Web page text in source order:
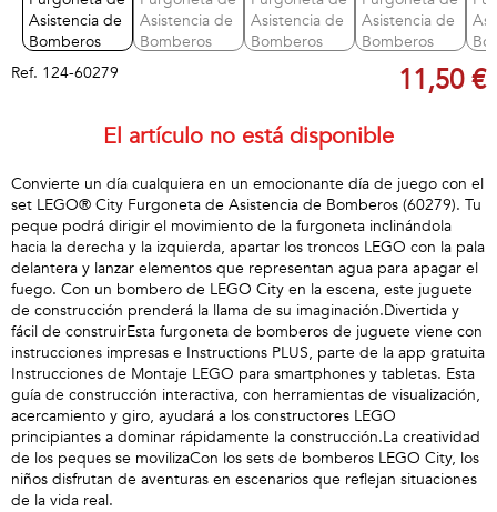
Ref. 124-60279 11,50 €
El artículo no está disponible
Convierte un día cualquiera en un emocionante día de juego con el
set LEGO® City Furgoneta de Asistencia de Bomberos (60279). Tu
peque podrá dirigir el movimiento de la furgoneta inclinándola
hacia la derecha y la izquierda, apartar los troncos LEGO con la pala
delantera y lanzar elementos que representan agua para apagar el
fuego. Con un bombero de LEGO City en la escena, este juguete
de construcción prenderá la llama de su imaginación.Divertida y
fácil de construirEsta furgoneta de bomberos de juguete viene con
instrucciones impresas e Instructions PLUS, parte de la app gratuita
Instrucciones de Montaje LEGO para smartphones y tabletas. Esta
guía de construcción interactiva, con herramientas de visualización,
acercamiento y giro, ayudará a los constructores LEGO
principiantes a dominar rápidamente la construcción.La creatividad
de los peques se movilizaCon los sets de bomberos LEGO City, los
niños disfrutan de aventuras en escenarios que reflejan situaciones
de la vida real.